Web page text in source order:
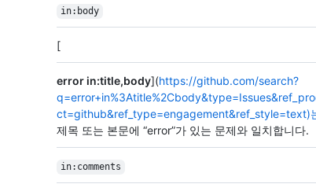
in:body
[
error in:title,body](https://github.com/search?
ct=github&ref_type=engagement&ref_style=text)
제목 또는 본문에 “error”가 있는 문제와 일치합니다.
in:comments